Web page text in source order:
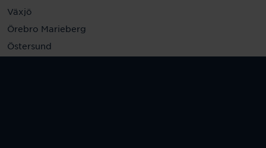
Växjö
Örebro Marieberg
Östersund